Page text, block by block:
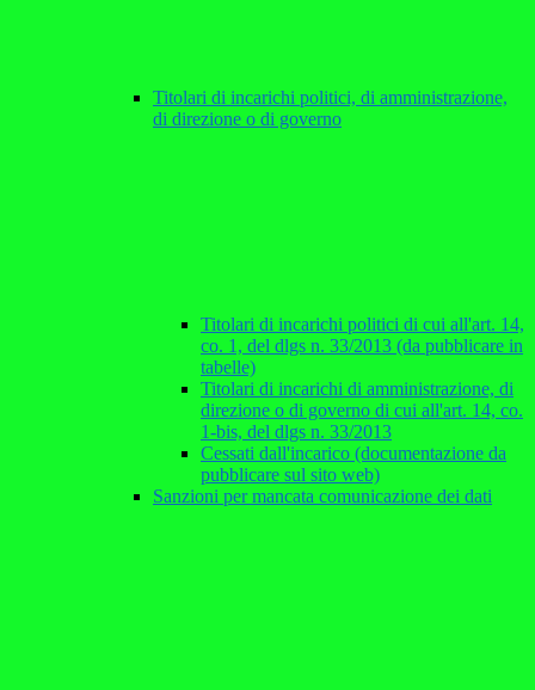
Titolari di incarichi politici, di amministrazione,
di direzione o di governo
Titolari di incarichi politici di cui all'art. 14,
co. 1, del dlgs n. 33/2013 (da pubblicare in
tabelle)
Titolari di incarichi di amministrazione, di
direzione o di governo di cui all'art. 14, co.
1-bis, del dlgs n. 33/2013
Cessati dall'incarico (documentazione da
pubblicare sul sito web)
Sanzioni per mancata comunicazione dei dati